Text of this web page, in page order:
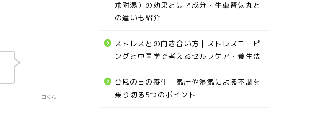
白くん
朮附湯）の効果とは？成分・牛車腎気丸と
の違いも紹介
ストレスとの向き合い方｜ストレスコーピ
ングと中医学で考えるセルフケア・養生法
台風の日の養生｜気圧や湿気による不調を
乗り切る5つのポイント